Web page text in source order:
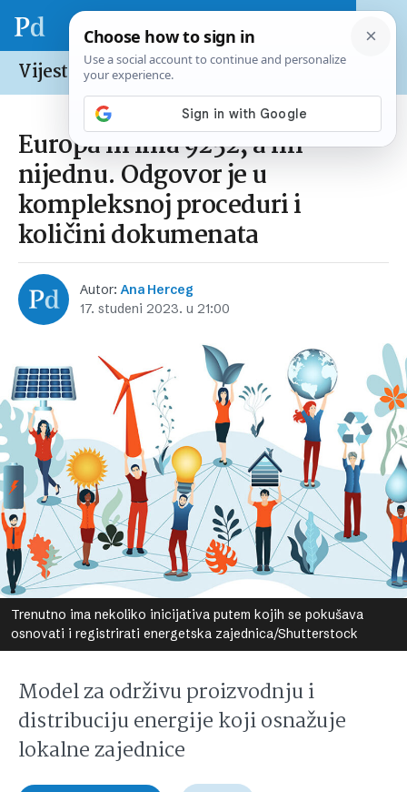
Vijesti /Hrvatska
Europa ih ima 9252, a mi
nijednu. Odgovor je u
kompleksnoj proceduri i
količini dokumenata
Autor:Ana Herceg
17. studeni 2023. u 21:00
Trenutno ima nekoliko inicijativa putem kojih se pokušava
osnovati i registrirati energetska zajednica/Shutterstock
Model za održivu proizvodnju i
distribuciju energije koji osnažuje
lokalne zajednice